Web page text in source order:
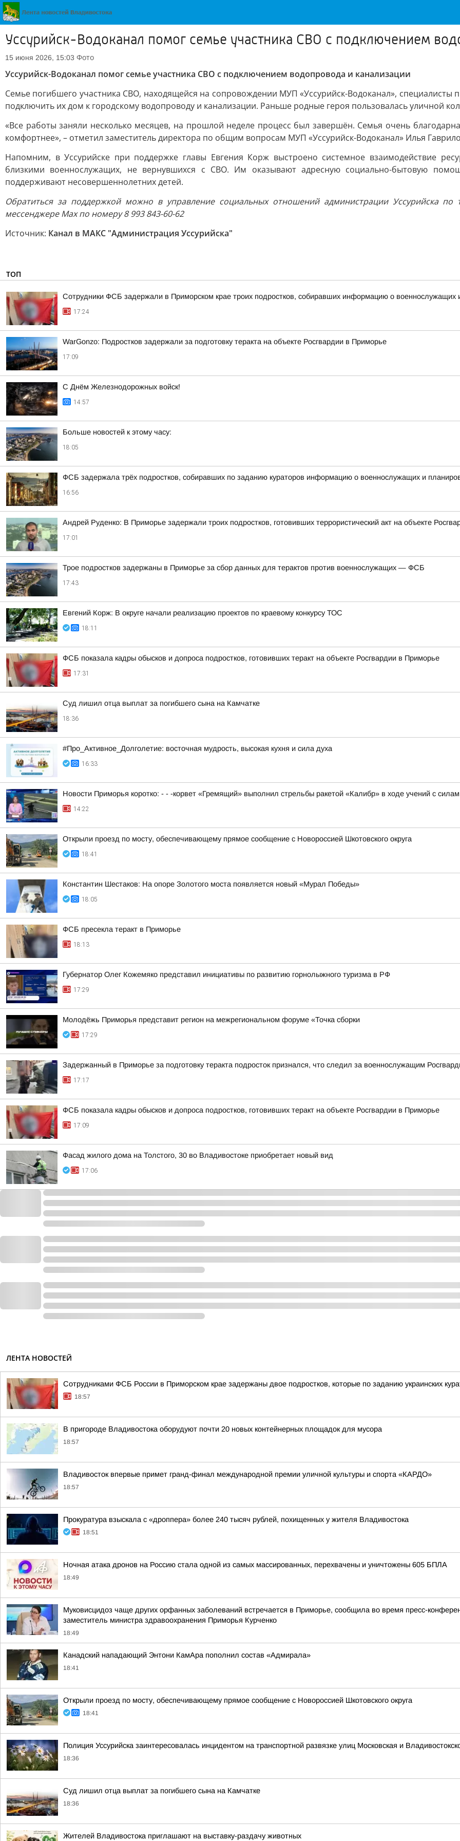
Уссурийск-Водоканал помог семье участника СВО с подключением
15 июня 2026, 15:03 Фото
Уссурийск-Водоканал помог семье участника СВО с подключением водопровода и канализации
Семье погибшего участника СВО, находящейся на сопровождении МУП «Уссурийск-Водоканал»,
подключить их дом к городскому водопроводу и канализации. Раньше родные героя пользовалась уличной
«Все работы заняли несколько месяцев, на прошлой неделе процесс был завершён. Семья очень
комфортнее», – отметил заместитель директора по общим вопросам МУП «Уссурийск-Водоканал» Илья
Напомним, в Уссурийске при поддержке главы Евгения Корж выстроено системное взаимодействие
близкими военнослужащих, не вернувшихся с СВО. Им оказывают адресную социально-бытовую
поддерживают несовершеннолетних детей.
Обратиться за поддержкой можно в управление социальных отношений администрации Уссурийска
мессенджере Max по номеру 8 993 843-60-62
Источник: Канал в МАКС "Администрация Уссурийска"
ТОП
Сотрудники ФСБ задержали в Приморском крае троих подростков, собиравших информацию о военнослужащих
17:24
WarGonzo: Подростков задержали за подготовку теракта на объекте Росгвардии в Приморье
17:09
С Днём Железнодорожных войск!
14:57
Больше новостей к этому часу:
18:05
ФСБ задержала трёх подростков, собиравших по заданию кураторов информацию о военнослужащих и
16:56
Андрей Руденко: В Приморье задержали троих подростков, готовивших террористический акт на объекте
17:01
Трое подростков задержаны в Приморье за сбор данных для терактов против военнослужащих — ФСБ
17:43
Евгений Корж: В округе начали реализацию проектов по краевому конкурсу ТОС
18:11
ФСБ показала кадры обысков и допроса подростков, готовивших теракт на объекте Росгвардии в Приморье
17:31
Суд лишил отца выплат за погибшего сына на Камчатке
18:36
#Про_Активное_Долголетие: восточная мудрость, высокая кухня и сила духа
16:33
Новости Приморья коротко: - - -корвет «Гремящий» выполнил стрельбы ракетой «Калибр» в ходе учений с
14:22
Открыли проезд по мосту, обеспечивающему прямое сообщение с Новороссией Шкотовского округа
18:41
Константин Шестаков: На опоре Золотого моста появляется новый «Мурал Победы»
18:05
ФСБ пресекла теракт в Приморье
18:13
Губернатор Олег Кожемяко представил инициативы по развитию горнолыжного туризма в РФ
17:29
Молодёжь Приморья представит регион на межрегиональном форуме «Точка сборки
17:29
Задержанный в Приморье за подготовку теракта подросток признался, что следил за военнослужащим
17:17
ФСБ показала кадры обысков и допроса подростков, готовивших теракт на объекте Росгвардии в Приморье
17:09
Фасад жилого дома на Толстого, 30 во Владивостоке приобретает новый вид
17:06
ЛЕНТА НОВОСТЕЙ
Сотрудниками ФСБ России в Приморском крае задержаны двое подростков, которые по заданию украинских
18:57
В пригороде Владивостока оборудуют почти 20 новых контейнерных площадок для мусора
18:57
Владивосток впервые примет гранд-финал международной премии уличной культуры и спорта «КАРДО»
18:57
Прокуратура взыскала с «дроппера» более 240 тысяч рублей, похищенных у жителя Владивостока
18:51
Ночная атака дронов на Россию стала одной из самых массированных, перехвачены и уничтожены 605 БПЛА
18:49
Муковисцидоз чаще других орфанных заболеваний встречается в Приморье, сообщила во время пресс-
заместитель министра здравоохранения Приморья Курченко
18:49
Канадский нападающий Энтони КамАра пополнил состав «Адмирала»
18:41
Открыли проезд по мосту, обеспечивающему прямое сообщение с Новороссией Шкотовского округа
18:41
Полиция Уссурийска заинтересовалась инцидентом на транспортной развязке улиц Московская и
18:36
Суд лишил отца выплат за погибшего сына на Камчатке
18:36
Жителей Владивостока приглашают на выставку-раздачу животных